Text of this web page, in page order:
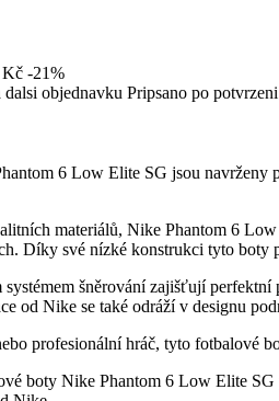
Kč -21%
dalsi objednavku Pripsano po
6 Low Elite SG jsou
materiálů, Nike Phantom 6
Díky své nízké konstrukci tyto boty
šněrování zajišťují
od Nike se také odráží v designu
profesionální hráč, tyto fotbalové
boty Nike Phantom 6 Low Elite